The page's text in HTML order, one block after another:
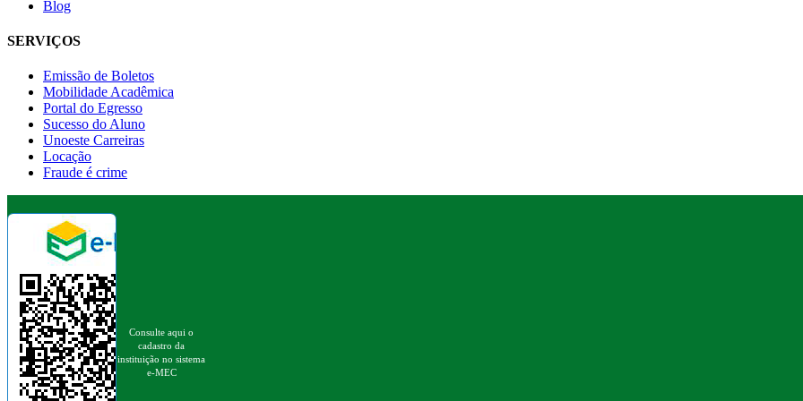
Blog
SERVIÇOS
Emissão de Boletos
Mobilidade Acadêmica
Portal do Egresso
Sucesso do Aluno
Unoeste Carreiras
Locação
Fraude é crime
Consulte aqui o
cadastro da
instituição no sistema
e-MEC